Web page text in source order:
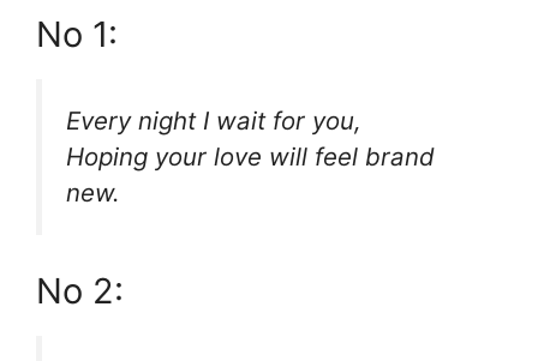
No 1:
Every night I wait for you,
Hoping your love will feel brand
new.
No 2: